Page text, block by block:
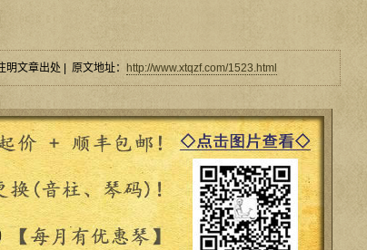
文章出处 | 原文地址： http://www.xtqzf.com/1523.html